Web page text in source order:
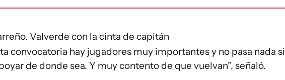
Valverde con la cinta de capitán
convocatoria hay jugadores muy importantes y no pasa nada si
de donde sea. Y muy contento de que vuelvan”, señaló.